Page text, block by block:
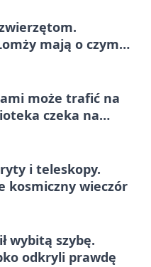
mają o czym
może trafić na
czeka na
i teleskopy.
kosmiczny wieczór
wybitą szybę.
odkryli prawdę